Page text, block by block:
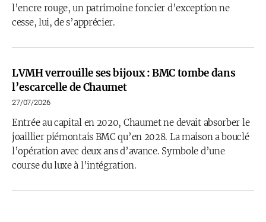
l’encre rouge, un patrimoine foncier d’exception ne
cesse, lui, de s’apprécier.
LVMH verrouille ses bijoux : BMC tombe dans
l’escarcelle de Chaumet
27/07/2026
Entrée au capital en 2020, Chaumet ne devait absorber le
joaillier piémontais BMC qu’en 2028. La maison a bouclé
l’opération avec deux ans d’avance. Symbole d’une
course du luxe à l’intégration.